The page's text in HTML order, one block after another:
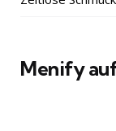
Menify